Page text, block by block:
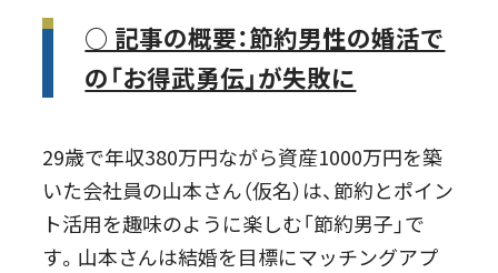
○ 記事の概要：節約男性の婚活で
の「お得武勇伝」が失敗に
29歳で年収380万円ながら資産1000万円を築
いた会社員の山本さん（仮名）は、節約とポイン
ト活用を趣味のように楽しむ「節約男子」で
す。山本さんは結婚を目標にマッチングアプ